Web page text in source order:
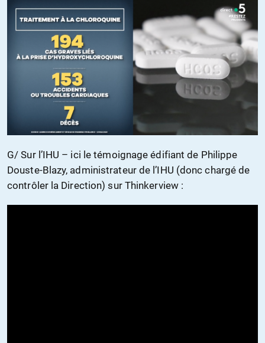
G/ Sur l’IHU – ici le témoignage édifiant de Philippe
Douste-Blazy, administrateur de l’IHU (donc chargé de
contrôler la Direction) sur Thinkerview :